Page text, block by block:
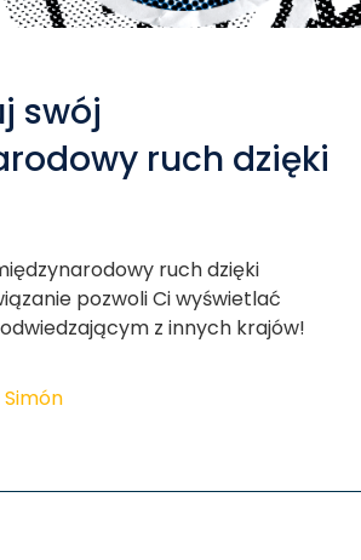
swój
ruch dzięki
ruch dzięki
pozwoli Ci wyświetlać
z innych krajów!